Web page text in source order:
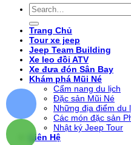
Trang Chủ
Tour xe jeep
Jeep Team Building
Xe leo đồi ATV
Xe đưa đón Sân Bay
Khám phá Mũi Né
Cẩm nang du lịch
Đặc sản Mũi Né
Những địa điểm du
Các món đặc sản
Nhật ký Jeep Tour
Liên Hệ